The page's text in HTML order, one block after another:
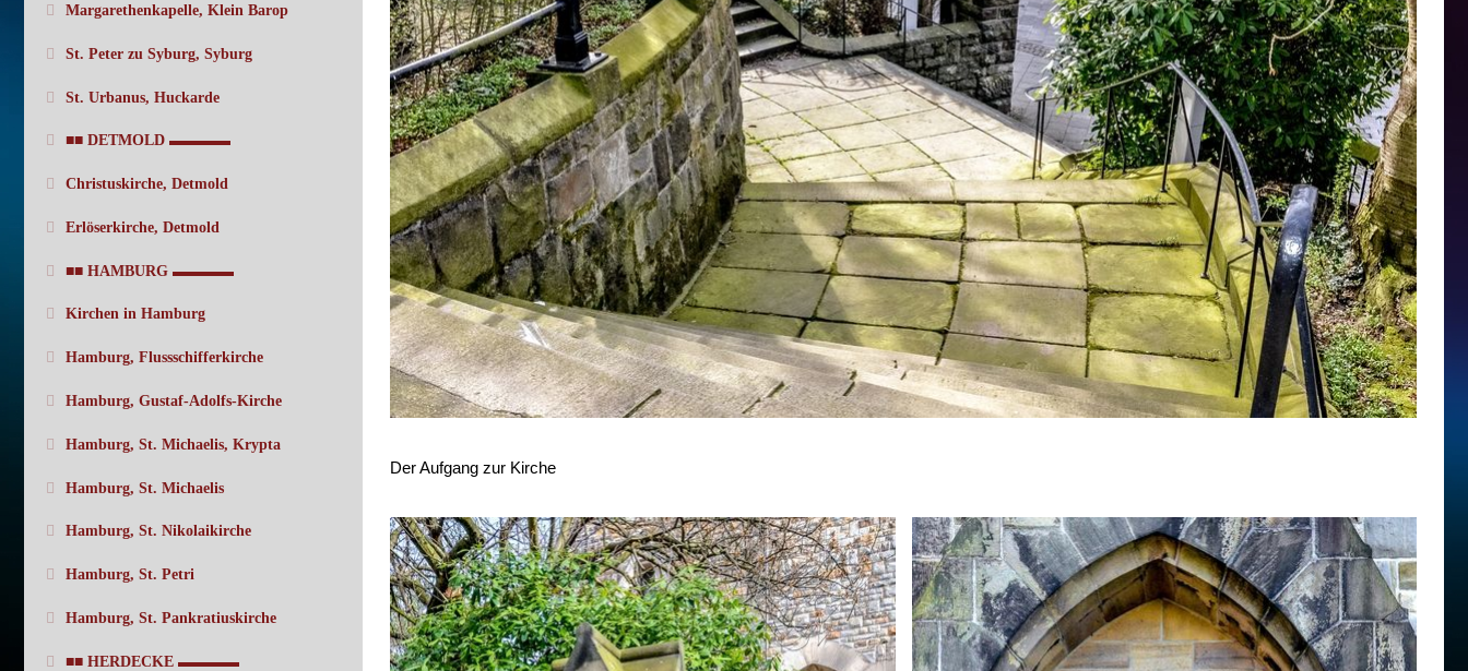
Margarethenkapelle, Klein Barop
St. Peter zu Syburg, Syburg
St. Urbanus, Huckarde
■■ DETMOLD ▬▬▬▬
Christuskirche, Detmold
Erlöserkirche, Detmold
■■ HAMBURG ▬▬▬▬
Kirchen in Hamburg
Hamburg, Flussschifferkirche
Hamburg, Gustaf-Adolfs-Kirche
Hamburg, St. Michaelis, Krypta
Hamburg, St. Michaelis
Hamburg, St. Nikolaikirche
Hamburg, St. Petri
Hamburg, St. Pankratiuskirche
■■ HERDECKE ▬▬▬▬
Der Aufgang zur Kirche